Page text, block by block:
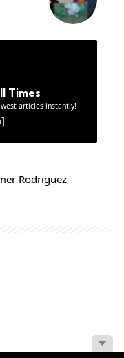
Times
articles instantly!
Rodriguez